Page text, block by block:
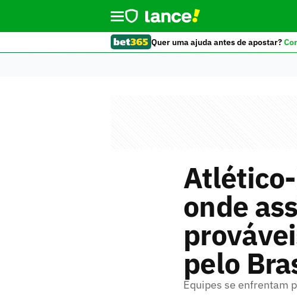
Quer uma ajuda antes de apostar?
onde
pelo
Equipes se enfrentam